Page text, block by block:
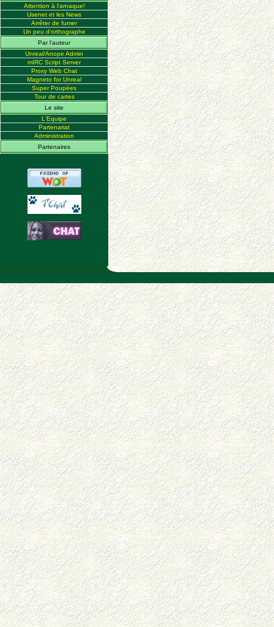
Attention à l'arnaque!
Usenet et les News
Arrêter de fumer
Un peu d'orthographe
Par l'auteur
Unreal/Anope Admin
mIRC Script Server
Proxy Web Chat
Magneto for Unreal
Super Poupées
Tour de cartes
Le site
L'Equipe
Partenariat
Administration
Partenaires